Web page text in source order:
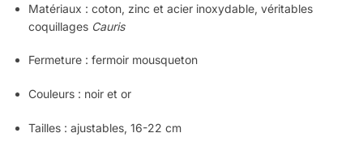
Matériaux : coton, zinc et acier inoxydable, véritables
coquillages Cauris
Fermeture : fermoir mousqueton
Couleurs : noir et or
Tailles : ajustables, 16-22 cm